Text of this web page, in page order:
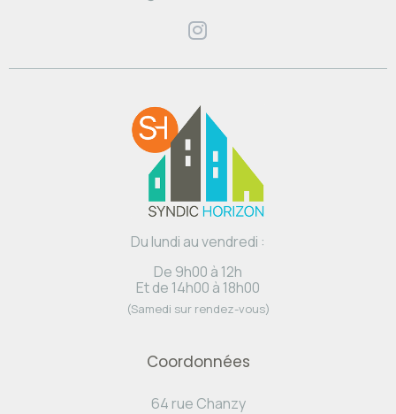
Du lundi au vendredi :
De 9h00 à 12h
Et de 14h00 à 18h00
(Samedi sur rendez-vous)
Coordonnées
64 rue Chanzy